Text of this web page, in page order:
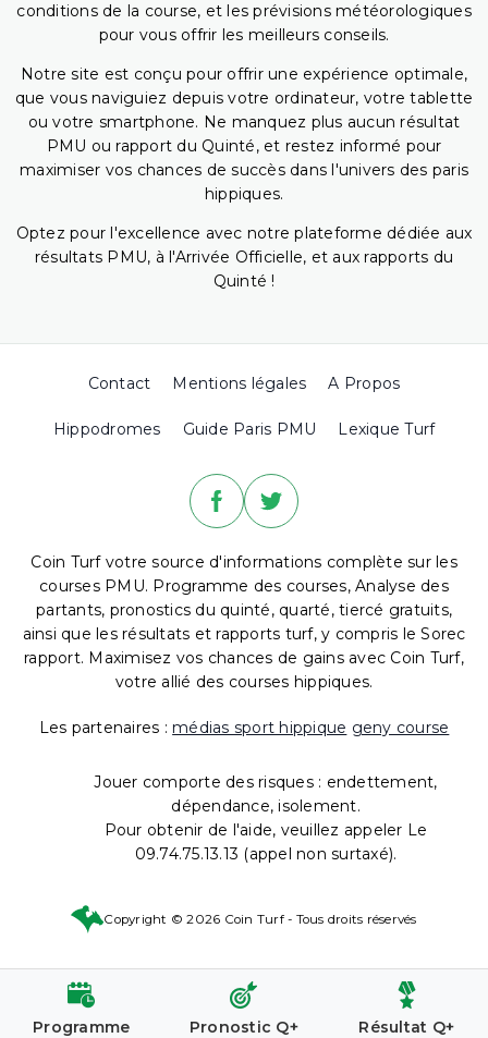
conditions de la course, et les prévisions météorologiques
pour vous offrir les meilleurs conseils.
Notre site est conçu pour offrir une expérience optimale,
que vous naviguiez depuis votre ordinateur, votre tablette
ou votre smartphone. Ne manquez plus aucun résultat
PMU ou rapport du Quinté, et restez informé pour
maximiser vos chances de succès dans l'univers des paris
hippiques.
Optez pour l'excellence avec notre plateforme dédiée aux
résultats PMU, à l'Arrivée Officielle, et aux rapports du
Quinté !
Contact Mentions légales A Propos
Hippodromes Guide Paris PMU Lexique Turf
Coin Turf votre source d'informations complète sur les
courses PMU. Programme des courses, Analyse des
partants, pronostics du quinté, quarté, tiercé gratuits,
ainsi que les résultats et rapports turf, y compris le Sorec
rapport. Maximisez vos chances de gains avec Coin Turf,
votre allié des courses hippiques.
Les partenaires : médias sport hippique geny course
Jouer comporte des risques : endettement,
dépendance, isolement.
Pour obtenir de l'aide, veuillez appeler Le
09.74.75.13.13 (appel non surtaxé).
Copyright © 2026 Coin Turf - Tous droits réservés
Programme Pronostic Q+ Résultat Q+